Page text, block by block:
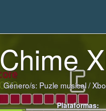
Chime
Género/s: Puzle musical/
Plataformas: